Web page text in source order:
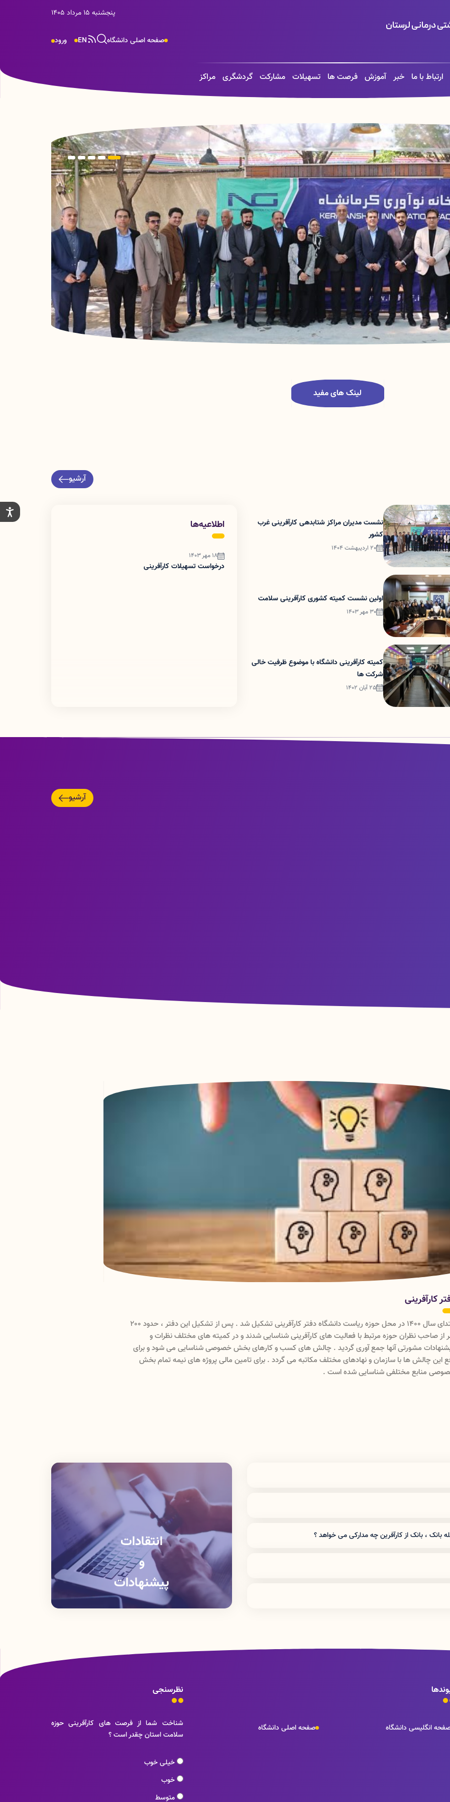
درمانی لرستان
پنجشنبه 15 مرداد 1405
ورود EN صفحه اصلی دانشگاه
ارتباط با ما خبر آموزش فرصت ها تسهیلات مشارکت گردشگری مراکز
لینک های مفید
آرشیو
نشست مدیران مراکز شتابدهی کارآفرینی غرب
کشور
20 اردیبهشت 1404
اولین نشست کمیته کشوری کارآفرینی سلامت
30 مهر 1403
کمیته کارآفرینی دانشگاه با موضوع ظرفیت خالی
شرکت ها
25 آبان 1402
اطلاعیه‌ها
18 مهر 1403
درخواست تسهیلات کارآفرینی
آرشیو
کارآفرینی
ابتدای سال 1400 در محل حوزه ریاست دانشگاه دفتر کارآفرینی تشکیل شد . پس از تشکیل این دفتر ، حدود 200
نفر از صاحب نظران حوزه مرتبط با فعالیت های کارآفرینی شناسایی شدند و در کمیته های مختلف نظرات و
پیشنهادات مشورتی آنها جمع آوری گردید . چالش های کسب و کارهای بخش خصوصی شناسایی می شود و برای
رفع این چالش ها با سازمان و نهادهای مختلف مکاتبه می گردد . برای تامین مالی پروژه های نیمه تمام بخش
منابع مختلفی شناسایی شده است .
بانک ، بانک از کارآفرین چه مدارکی می خواهد ؟
انتقادات
و
پیشنهادات
انگلیسی دانشگاه صفحه اصلی دانشگاه
نظرسنجی
شناخت شما از فرصت های کارآفرینی حوزه
سلامت استان چقدر است ؟
خیلی خوب
خوب
متوسط